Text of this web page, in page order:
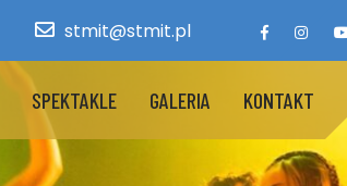
stmit@stmit.pl
SPEKTAKLE GALERIA KONTAKT